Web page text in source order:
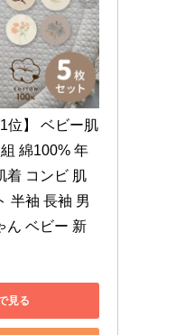
位】 ベビー肌
綿100% 年
着 コンビ 肌
半袖 長袖 男
ん ベビー 新
見る